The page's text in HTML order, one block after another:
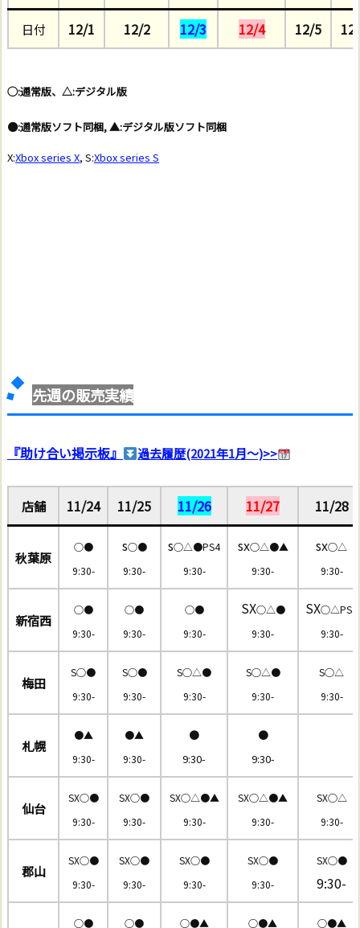
日付 12/1 12/2 12/3 12/4 12/5
◯:通常版、△:デジタル版
●:通常版ソフト同梱, ▲:デジタル版ソフト同梱
X:Xbox series X, S:Xbox series S
先週の販売実績
『助け合い掲示板』 過去履歴(2021年1月〜)>>
店舗 11/24 11/25 11/26 11/27 11/28
秋葉原
○●
9:30-
s○●
9:30-
s○△●PS4
9:30-
sx○△●▲
9:30-
sx○△
9:30-
新宿西
○●
9:30-
○●
9:30-
○●
9:30-
SX○△●
9:30-
SX○△PS4
9:30-
梅田
S○●
9:30-
S○●
9:30-
S○△●
9:30-
S○△●
9:30-
S○△
9:30-
札幌
●▲
9:30-
●▲
9:30-
●
9:30-
●
9:30-
仙台
SX○●
9:30-
SX○●
9:30-
SX○△●▲
9:30-
SX○△●▲
9:30-
SX○△
9:30-
郡山
SX○●
9:30-
SX○●
9:30-
SX○●
9:30-
SX○●
9:30-
SX○●
9:30-
○● ○● ○●▲ ○●▲ ○●▲